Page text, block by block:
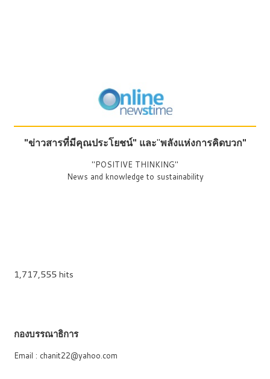
"ข่าวสารที่มีคุณประโยชน์" และ"พลังแห่งการคิดบวก"
"POSITIVE THINKING"
News and knowledge to sustainability
1,717,555 hits
กองบรรณาธิการ
Email : chanit22@yahoo.com